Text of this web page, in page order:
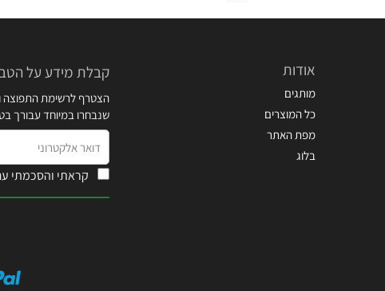
אודות
מותגים
כל המוצרים
מפת האתר
בלוג
קבלת מידע על
הצטרף לרשימת התפוצה
שנבחרו במיוחד עבורך
אלקטרוני
קראתי והסכמתי